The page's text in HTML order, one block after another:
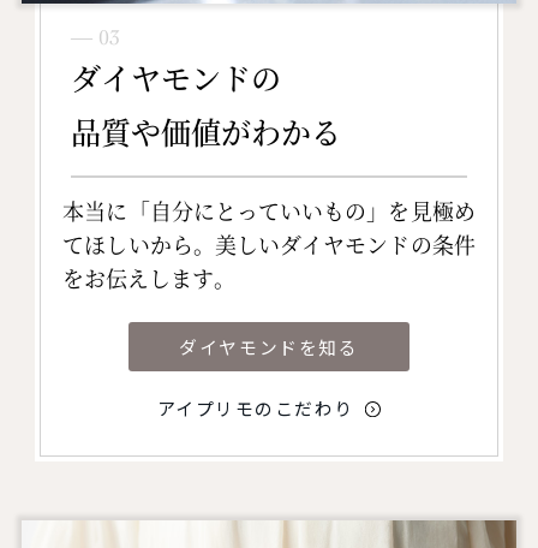
― 03
ダイヤモンドの
品質や価値がわかる
本当に「自分にとっていいもの」を見極め
てほしいから。美しいダイヤモンドの条件
をお伝えします。
ダイヤモンドを知る
アイプリモのこだわり